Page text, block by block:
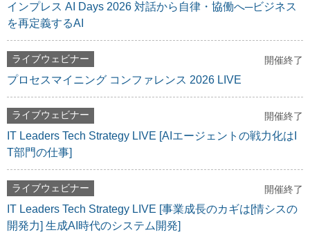
インプレス AI Days 2026 対話から自律・協働へ─ビジネス
を再定義するAI
ライブウェビナー 開催終了
プロセスマイニング コンファレンス 2026 LIVE
ライブウェビナー 開催終了
IT Leaders Tech Strategy LIVE [AIエージェントの戦力化はI
T部門の仕事]
ライブウェビナー 開催終了
IT Leaders Tech Strategy LIVE [事業成長のカギは[情シスの
開発力] 生成AI時代のシステム開発]